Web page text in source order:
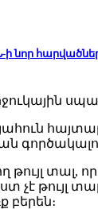
ի նոր
թույլ
չէ
բերեն։